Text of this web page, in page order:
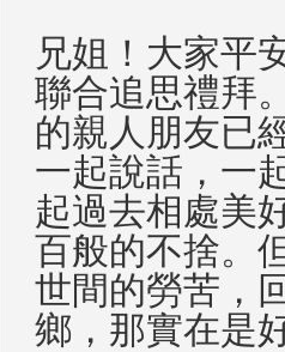
兄姐！大家平
聯合追思禮拜
的親人朋友已
一起說話，一
起過去相處美
百般的不捨。
世間的勞苦，
鄉，那實在是